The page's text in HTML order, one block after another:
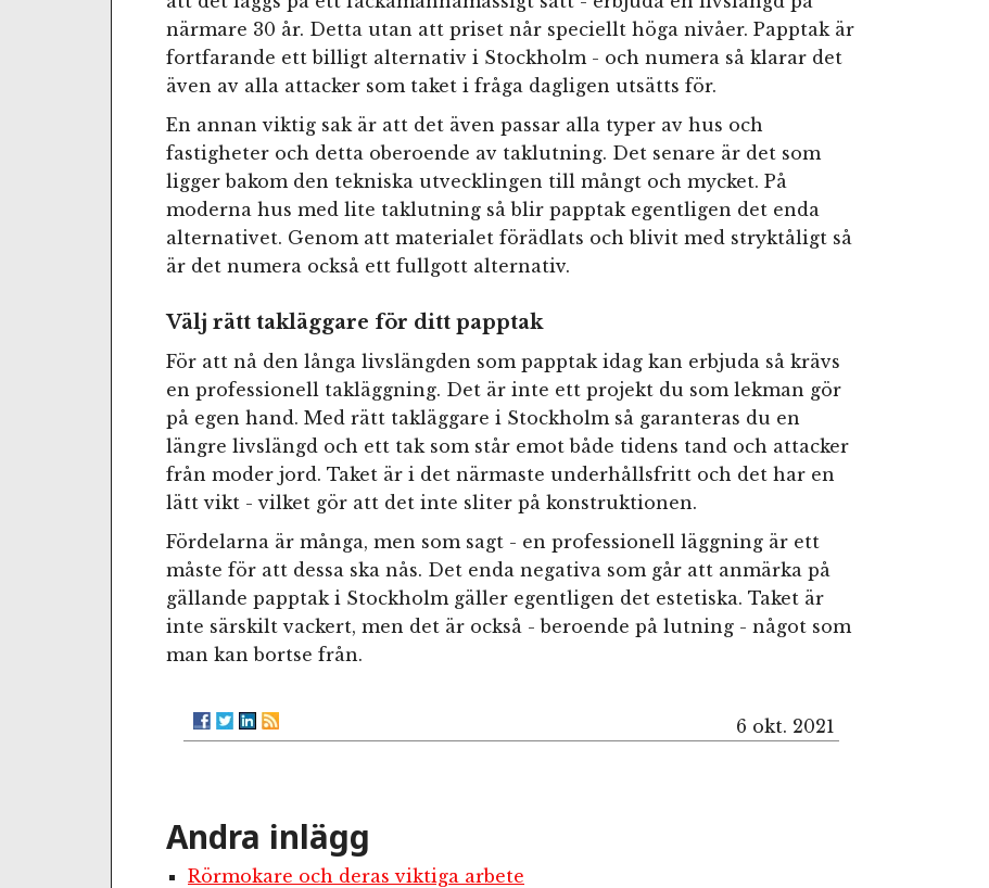
närmare 30 år. Detta utan att priset når speciellt höga nivåer. Papptak är
fortfarande ett billigt alternativ i Stockholm - och numera så klarar det
även av alla attacker som taket i fråga dagligen utsätts för.
En annan viktig sak är att det även passar alla typer av hus och
fastigheter och detta oberoende av taklutning. Det senare är det som
ligger bakom den tekniska utvecklingen till mångt och mycket. På
moderna hus med lite taklutning så blir papptak egentligen det enda
alternativet. Genom att materialet förädlats och blivit med stryktåligt så
är det numera också ett fullgott alternativ.
Välj rätt takläggare för ditt papptak
För att nå den långa livslängden som papptak idag kan erbjuda så krävs
en professionell takläggning. Det är inte ett projekt du som lekman gör
på egen hand. Med rätt takläggare i Stockholm så garanteras du en
längre livslängd och ett tak som står emot både tidens tand och attacker
från moder jord. Taket är i det närmaste underhållsfritt och det har en
lätt vikt - vilket gör att det inte sliter på konstruktionen.
Fördelarna är många, men som sagt - en professionell läggning är ett
måste för att dessa ska nås. Det enda negativa som går att anmärka på
gällande papptak i Stockholm gäller egentligen det estetiska. Taket är
inte särskilt vackert, men det är också - beroende på lutning - något som
man kan bortse från.
6 okt. 2021
Andra inlägg
Rörmokare och deras viktiga arbete